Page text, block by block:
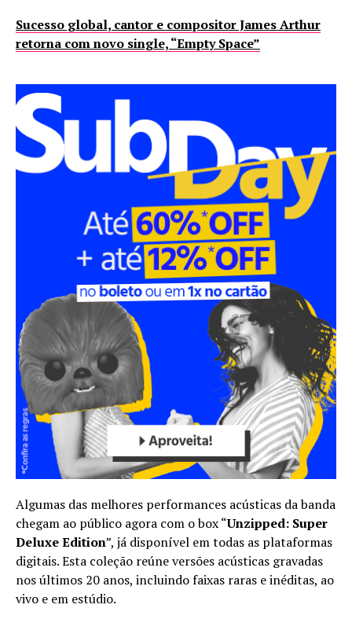
Sucesso global, cantor e compositor James Arthur
retorna com novo single, “Empty Space”
Algumas das melhores performances acústicas da banda
chegam ao público agora com o box “Unzipped: Super
Deluxe Edition”, já disponível em todas as plataformas
digitais. Esta coleção reúne versões acústicas gravadas
nos últimos 20 anos, incluindo faixas raras e inéditas, ao
vivo e em estúdio.